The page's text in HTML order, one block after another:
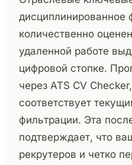
дисциплинированное
количественно
удаленной работе
цифровой стопке.
через ATS CV
соответствует
фильтрации. Эта
подтверждает, что
рекрутеров и четко